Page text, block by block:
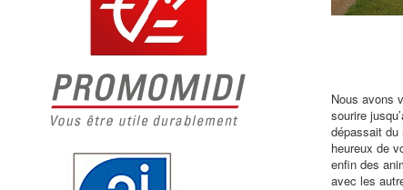
Nous avons
sourire
dépassait
heureux de
enfin des
avec les